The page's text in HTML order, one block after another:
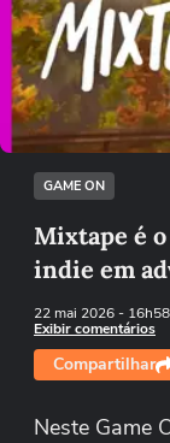
GAME ON
Mixtape é
indie em
22 mai 2026- 16h58
Exibir comentários
Compartilhar
Neste Game